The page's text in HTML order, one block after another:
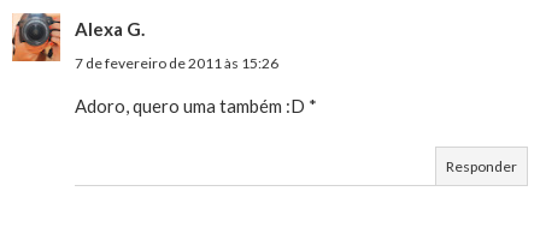
Alexa G.
7 de fevereiro de 2011 às 15:26
Adoro, quero uma também :D *
Responder